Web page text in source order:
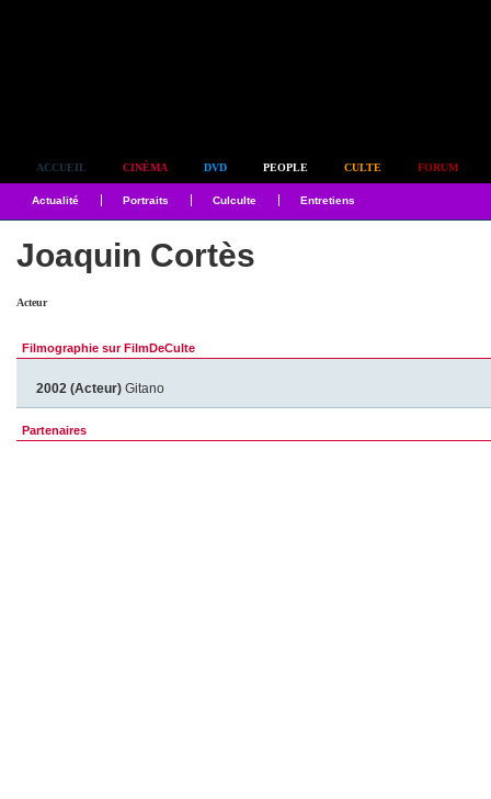
ACCUEIL CINÉMA DVD PEOPLE CULTE FORUM
Actualité Portraits Culculte Entretiens
Joaquin Cortès
Acteur
Filmographie sur FilmDeCulte
2002 (Acteur) Gitano
Partenaires